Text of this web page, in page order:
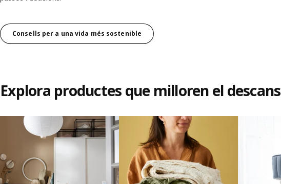
Consells per a una vida més sostenible
Explora productes que milloren el descans
Omet la llista